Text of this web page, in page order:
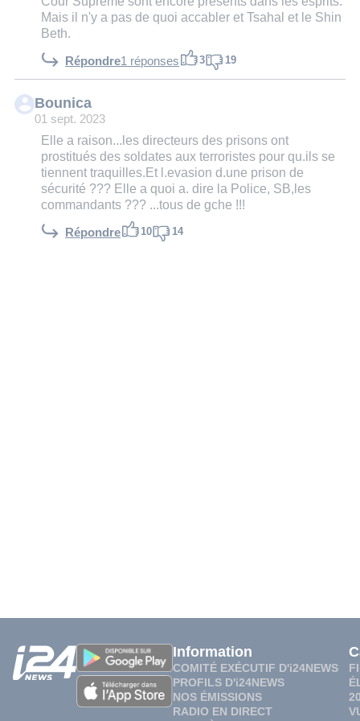
Mais il n'y a pas de quoi accabler et Tsahal et le Shin
Beth.
Répondre1 réponses 3 19
Bounica
01 sept. 2023
Elle a raison...les directeurs des prisons ont
prostitués des soldates aux terroristes pour qu.ils se
tiennent traquilles.Et l.evasion d.une prison de
sécurité ??? Elle a quoi a. dire la Police, SB,les
commandants ??? ...tous de gche !!!
Répondre 10 14
Information
COMITÉ EXÉCUTIF D'i24NEWS
PROFILS D'i24NEWS
NOS ÉMISSIONS
RADIO EN DIRECT